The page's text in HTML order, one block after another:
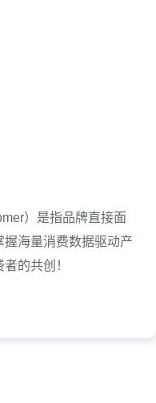
）是指品牌直接面
海量消费数据驱动产
的共创！